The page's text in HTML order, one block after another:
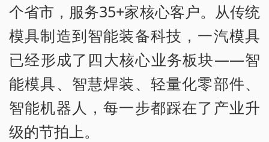
个省市，服务35+家核心客户。从传统
模具制造到智能装备科技，一汽模具
已经形成了四大核心业务板块——智
能模具、智慧焊装、轻量化零部件、
智能机器人，每一步都踩在了产业升
级的节拍上。